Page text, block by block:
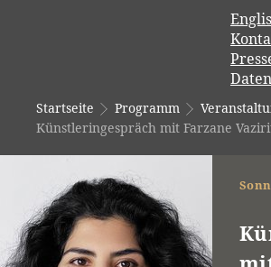
Startseite Programm
Künstleringespräch mit Farzane